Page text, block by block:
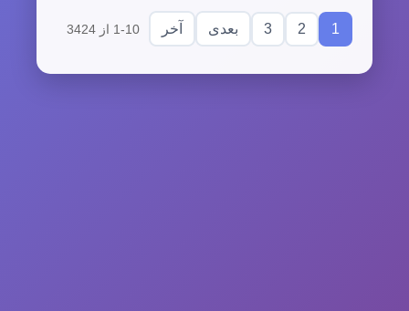
1
2
3 بعدی آخر 1-10 از 3424